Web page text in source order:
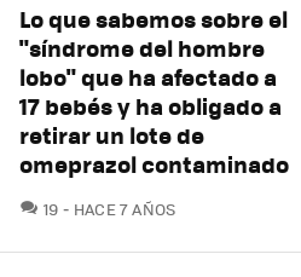
Lo que sabemos sobre el
"síndrome del hombre
lobo" que ha afectado a
17 bebés y ha obligado a
retirar un lote de
omeprazol contaminado
19 COMENTARIOS
HACE 7 AÑOS